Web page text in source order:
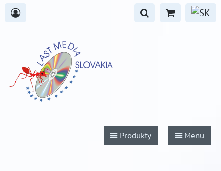
Produkty Menu